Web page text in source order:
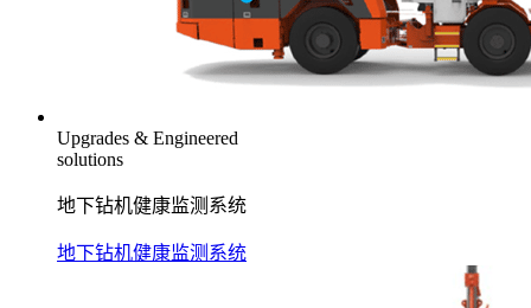
Upgrades & Engineered
solutions
地下钻机健康监测系统
地下钻机健康监测系统